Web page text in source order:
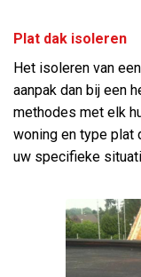
Plat dak isoleren
Het isoleren van
aanpak dan bij een
methodes met elk
woning en type plat
uw specifieke